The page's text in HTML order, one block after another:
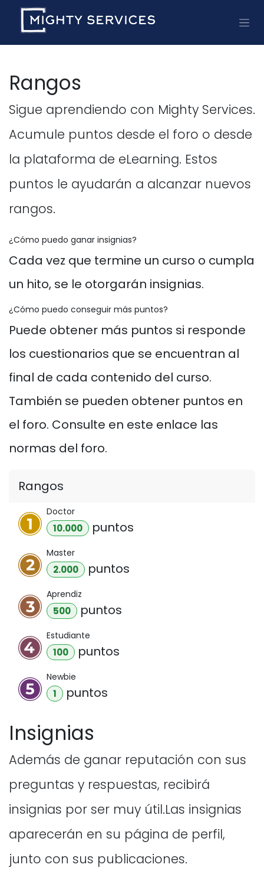
Ir al contenido
Rangos
Sigue aprendiendo con Mighty Services.
Acumule puntos desde el foro o desde
la plataforma de eLearning. Estos
puntos le ayudarán a alcanzar nuevos
rangos.
¿Cómo puedo ganar insignias?
Cada vez que termine un curso o cumpla
un hito, se le otorgarán insignias.
¿Cómo puedo conseguir más puntos?
Puede obtener más puntos si responde
los cuestionarios que se encuentran al
final de cada contenido del curso.
También se pueden obtener puntos en
el foro. Consulte en este enlace las
normas del foro.
Rangos
Doctor
10.000 puntos
Master
2.000 puntos
Aprendiz
500 puntos
Estudiante
100 puntos
Newbie
1 puntos
Insignias
Además de ganar reputación con sus
preguntas y respuestas, recibirá
insignias por ser muy útil.Las insignias
aparecerán en su página de perfil,
junto con sus publicaciones.